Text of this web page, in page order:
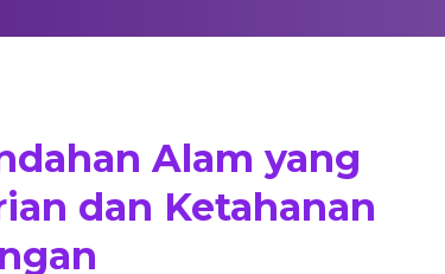
Alam yang
dan Ketahanan